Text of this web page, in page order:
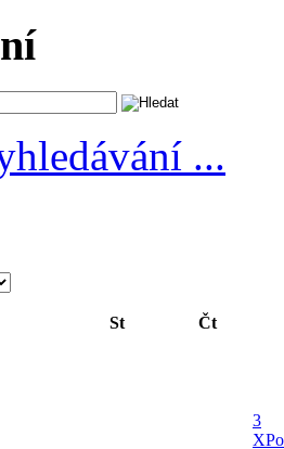
...
St Čt
3
X